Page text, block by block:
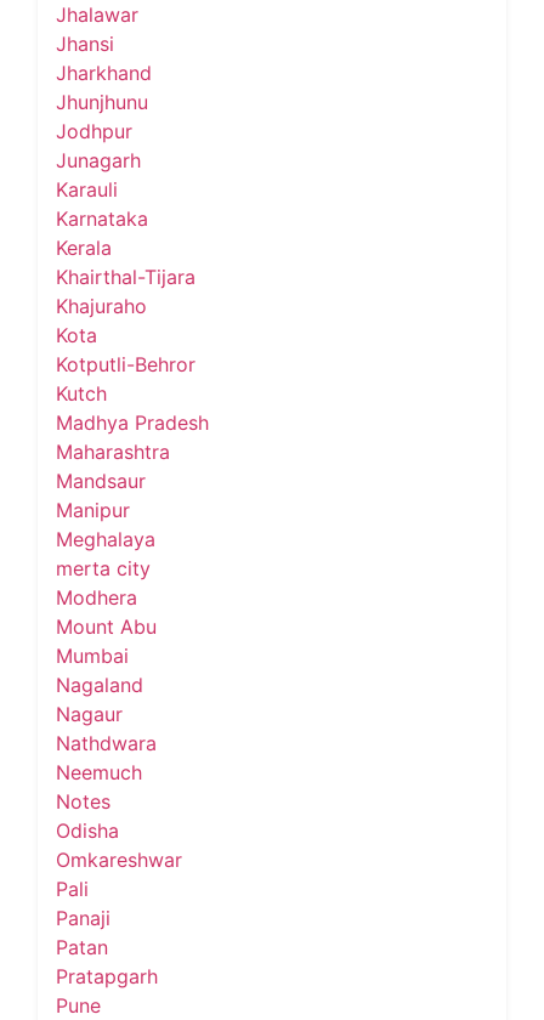
Jhalawar
Jhansi
Jharkhand
Jhunjhunu
Jodhpur
Junagarh
Karauli
Karnataka
Kerala
Khairthal-Tijara
Khajuraho
Kota
Kotputli-Behror
Kutch
Madhya Pradesh
Maharashtra
Mandsaur
Manipur
Meghalaya
merta city
Modhera
Mount Abu
Mumbai
Nagaland
Nagaur
Nathdwara
Neemuch
Notes
Odisha
Omkareshwar
Pali
Panaji
Patan
Pratapgarh
Pune